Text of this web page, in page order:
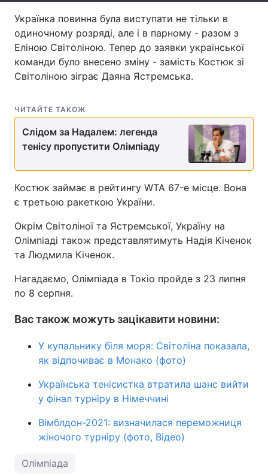
Інтерв'ю Думки
Архів Вакансії
Контакти
Тема оформлення
Українка повинна була виступати не тільки в
одиночному розряді, але і в парному - разом з
Еліною Світоліною. Тепер до заявки української
команди було внесено зміну - замість Костюк зі
Світоліною зіграє Даяна Ястремська.
ЧИТАЙТЕ ТАКОЖ
Слідом за Надалем: легенда
тенісу пропустити Олімпіаду
Костюк займає в рейтингу WTA 67-е місце. Вона
є третьою ракеткою України.
Окрім Світоліної та Ястремської, Україну на
Олімпіаді також представлятимуть Надія Кіченок
та Людмила Кіченок.
Нагадаємо, Олімпіада в Токіо пройде з 23 липня
по 8 серпня.
Вас також можуть зацікавити новини:
У купальнику біля моря: Світоліна показала,
як відпочиває в Монако (фото)
Українська тенісистка втратила шанс вийти
у фінал турніру в Німеччині
Вімблдон-2021: визначилася переможниця
жіночого турніру (фото, Відео)
Олімпіада